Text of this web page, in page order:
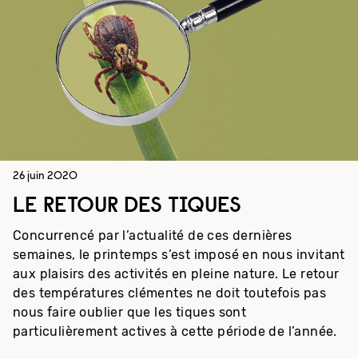
26 juin 2020
LE RETOUR DES TIQUES
Concurrencé par l’actualité de ces dernières
semaines, le printemps s’est imposé en nous invitant
aux plaisirs des activités en pleine nature. Le retour
des températures clémentes ne doit toutefois pas
nous faire oublier que les tiques sont
particulièrement actives à cette période de l’année.